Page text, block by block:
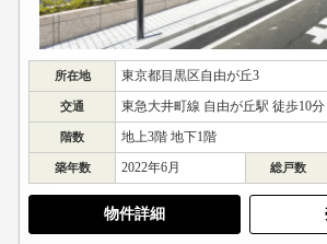
所在地 東京都目黒区自由が丘3
交通 東急大井町線 自由が丘駅 徒歩10分
階数 地上3階 地下1階
築年数 2022年6月 総戸数
物件詳細